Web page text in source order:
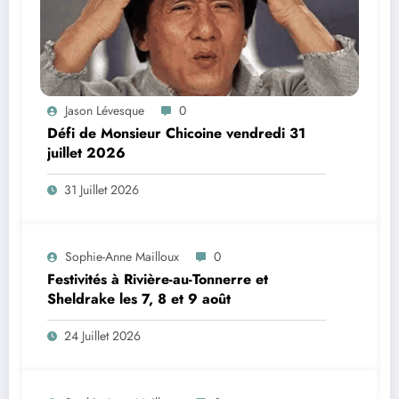
Jason Lévesque 0
Défi de Monsieur Chicoine vendredi 31
juillet 2026
31 Juillet 2026
Sophie-Anne Mailloux 0
Festivités à Rivière-au-Tonnerre et
Sheldrake les 7, 8 et 9 août
24 Juillet 2026